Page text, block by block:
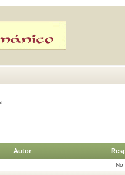
Autor
No